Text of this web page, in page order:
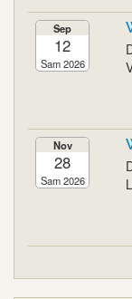
Sep
12
Sam 2026
Nov
28
Sam 2026